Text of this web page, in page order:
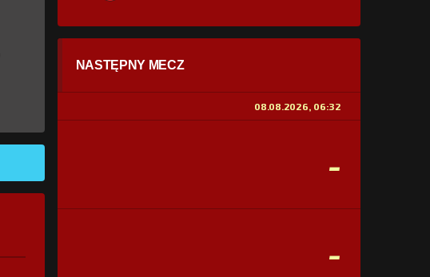
STATYSTYKI
0% 100%
NASTĘPNY MECZ
08.08.2026, 06:32
-
-